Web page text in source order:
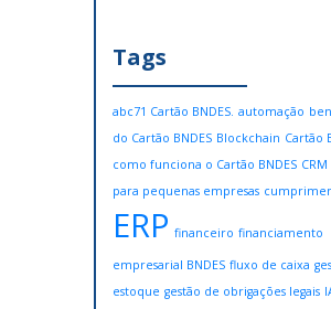
Tags
abc71 Cartão BNDES. automação
do Cartão BNDES Blockchain Cartão
como funciona o Cartão BNDES CRM
para pequenas empresas
ERP financeiro financiamento
empresarial BNDES fluxo de caixa
estoque gestão de obrigações legais